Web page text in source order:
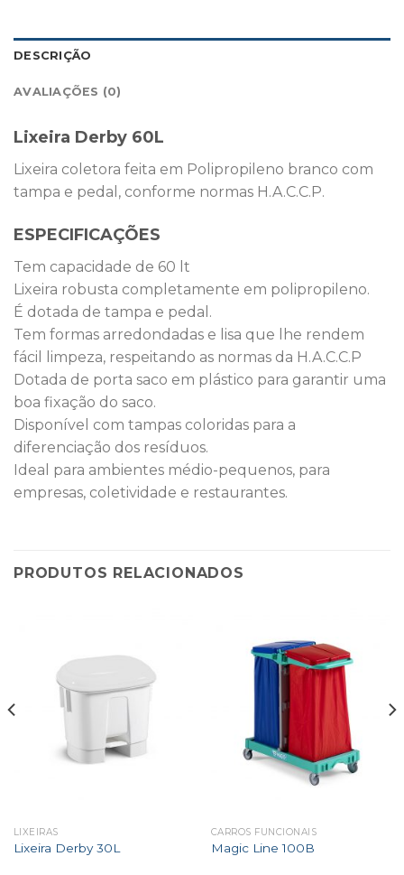
DESCRIÇÃO
AVALIAÇÕES (0)
Lixeira Derby 60L
Lixeira coletora feita em Polipropileno branco com
tampa e pedal, conforme normas H.A.C.C.P.
ESPECIFICAÇÕES
Tem capacidade de 60 lt
Lixeira robusta completamente em polipropileno.
É dotada de tampa e pedal.
Tem formas arredondadas e lisa que lhe rendem
fácil limpeza, respeitando as normas da H.A.C.C.P
Dotada de porta saco em plástico para garantir uma
boa fixação do saco.
Disponível com tampas coloridas para a
diferenciação dos resíduos.
Ideal para ambientes médio-pequenos, para
empresas, coletividade e restaurantes.
PRODUTOS RELACIONADOS
LIXEIRAS
Lixeira Derby 30L
CARROS FUNCIONAIS
Magic Line 100B